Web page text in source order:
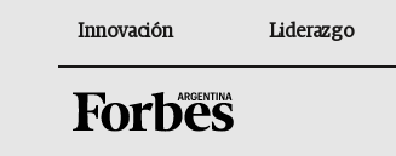
Innovación Liderazgo